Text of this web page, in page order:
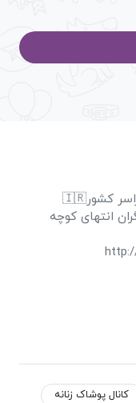
انتهای کوچه
کانال پوشاک زنانه